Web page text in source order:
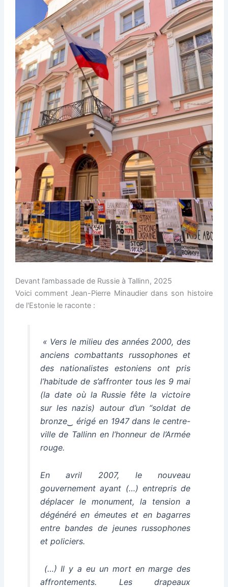
Devant l’ambassade de Russie à Tallinn, 2025
Voici comment Jean-Pierre Minaudier dans son histoire
de l'Estonie le raconte :
« Vers le milieu des années 2000, des
anciens combattants russophones et
des nationalistes estoniens ont pris
l’habitude de s’affronter tous les 9 mai
(la date où la Russie fête la victoire
sur les nazis) autour d’un “soldat de
bronze‿ érigé en 1947 dans le centre-
ville de Tallinn en l’honneur de l’Armée
rouge.
En avril 2007, le nouveau
gouvernement ayant (…) entrepris de
déplacer le monument, la tension a
dégénéré en émeutes et en bagarres
entre bandes de jeunes russophones
et policiers.
(…) Il y a eu un mort en marge des
affrontements. Les drapeaux